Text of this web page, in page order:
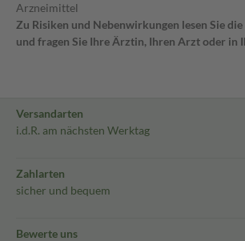
Arzneimittel
Zu Risiken und Nebenwirkungen lesen Sie
und fragen Sie Ihre Ärztin, Ihren Arzt oder in
Versandarten
i.d.R. am nächsten Werktag
Zahlarten
sicher und bequem
Bewerte uns